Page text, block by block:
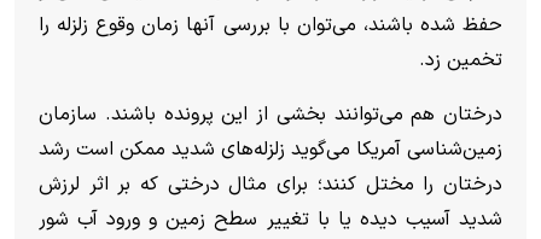
حفظ شده باشند، می‌توان با بررسی آنها زمان وقوع زلزله را
تخمین زد.
درختان هم می‌توانند بخشی از این پرونده باشند. سازمان
زمین‌شناسی آمریکا می‌گوید زلزله‌های شدید ممکن است رشد
درختان را مختل کنند؛ برای مثال درختی که بر اثر لرزش
شدید آسیب دیده یا با تغییر سطح زمین و ورود آب شور